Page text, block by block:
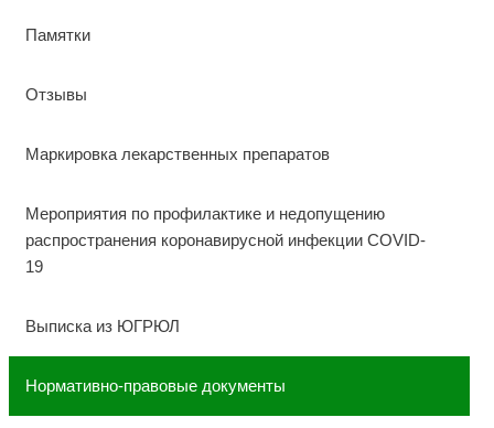
Памятки
Отзывы
Маркировка лекарственных препаратов
Мероприятия по профилактике и недопущению
распространения коронавирусной инфекции COVID-
19
Выписка из ЮГРЮЛ
Нормативно-правовые документы